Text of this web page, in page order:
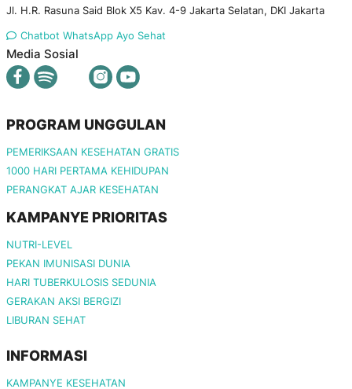
Jl. H.R. Rasuna Said Blok X5 Kav. 4-9 Jakarta Selatan, DKI Jakarta
Chatbot WhatsApp Ayo Sehat
Media Sosial
PROGRAM UNGGULAN
PEMERIKSAAN KESEHATAN GRATIS
1000 HARI PERTAMA KEHIDUPAN
PERANGKAT AJAR KESEHATAN
KAMPANYE PRIORITAS
NUTRI-LEVEL
PEKAN IMUNISASI DUNIA
HARI TUBERKULOSIS SEDUNIA
GERAKAN AKSI BERGIZI
LIBURAN SEHAT
INFORMASI
KAMPANYE KESEHATAN